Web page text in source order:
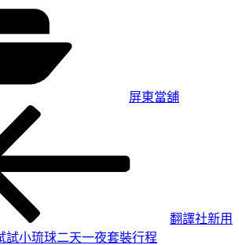
屏東當舖
翻譯社新用
試小琉球二天一夜套裝行程